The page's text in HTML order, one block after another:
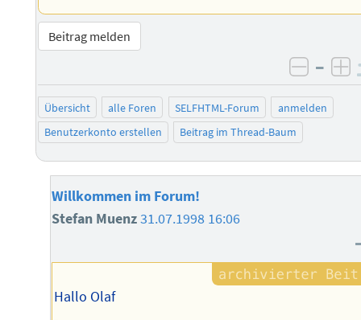
Beitrag melden
–
Übersicht alle Foren SELFHTML-Forum
anmelden
Benutzerkonto erstellen
Beitrag im Thread-Baum
Willkommen im Forum!
Stefan Muenz31.07.1998 16:06
Hallo Olaf